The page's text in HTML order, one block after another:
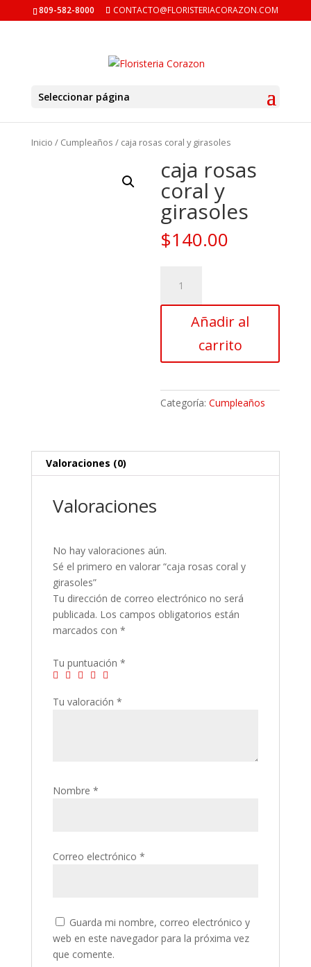
809-582-8000 CONTACTO@FLORISTERIACORAZON.COM
Seleccionar página
Inicio / Cumpleaños / caja rosas coral y girasoles
caja rosas
coral y
girasoles
$140.00
rosas
coral
Añadir al
carrito
Categoría:Cumpleaños
Valoraciones (0)
Valoraciones
No hay valoraciones aún.
Sé el primero en valorar “caja rosas coral y
girasoles”
Tu dirección de correo electrónico no será
publicada. Los campos obligatorios están
marcados con *
Tu puntuación *
Tu valoración *
Nombre *
Correo electrónico *
Guarda mi nombre, correo electrónico y
web en este navegador para la próxima vez
que comente.